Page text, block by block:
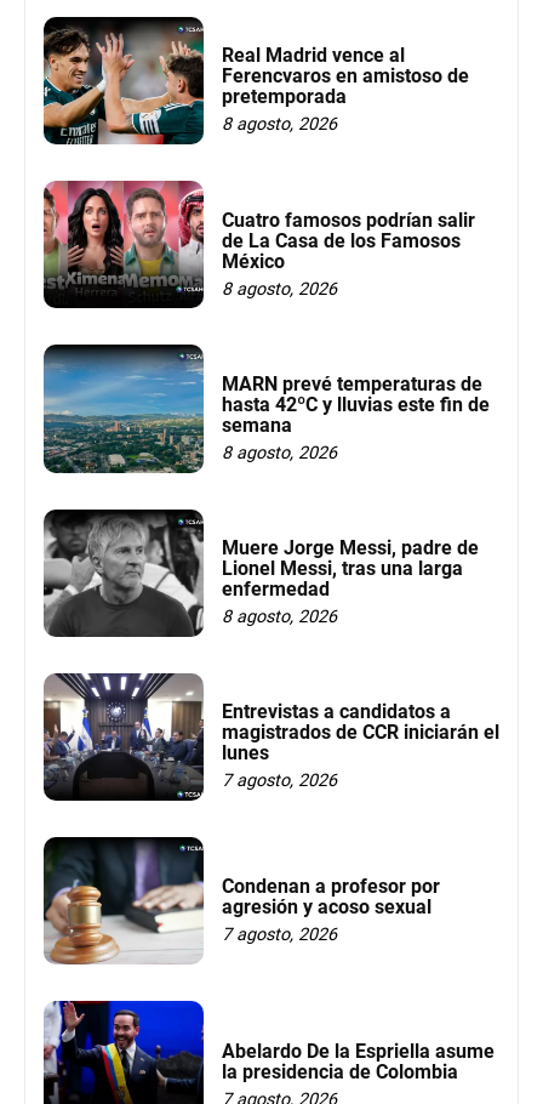
Real Madrid vence al
Ferencvaros en amistoso de
pretemporada
8 agosto, 2026
Cuatro famosos podrían salir
de La Casa de los Famosos
México
8 agosto, 2026
MARN prevé temperaturas de
hasta 42ºC y lluvias este fin de
semana
8 agosto, 2026
Muere Jorge Messi, padre de
Lionel Messi, tras una larga
enfermedad
8 agosto, 2026
Entrevistas a candidatos a
magistrados de CCR iniciarán el
lunes
7 agosto, 2026
Condenan a profesor por
agresión y acoso sexual
7 agosto, 2026
Abelardo De la Espriella asume
la presidencia de Colombia
7 agosto, 2026